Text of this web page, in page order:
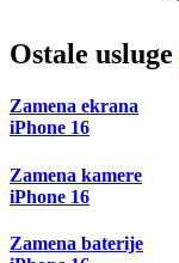
Ostale usluge
Zamena ekrana
iPhone 16
Zamena kamere
iPhone 16
Zamena baterije